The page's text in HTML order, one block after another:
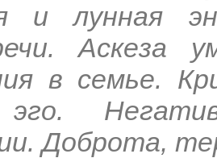
и лунная
Аскеза
в семье.
Доброта,